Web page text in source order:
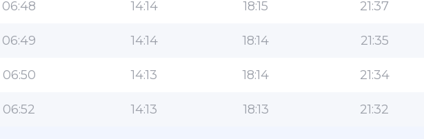
06:48 14:14 18:15 21:37
06:49 14:14 18:14 21:35
06:50 14:13 18:14 21:34
06:52 14:13 18:13 21:32